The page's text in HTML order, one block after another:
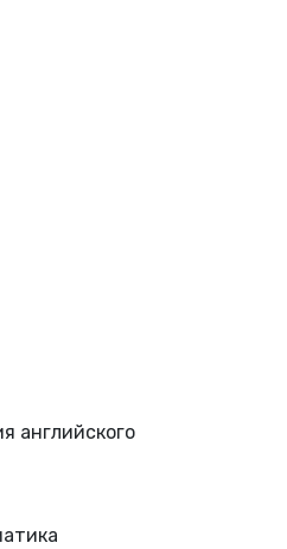
английского